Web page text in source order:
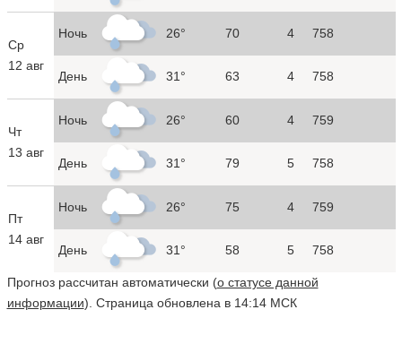
Ср
12 авг
Ночь 26° 70 4 758
День 31° 63 4 758
Чт
13 авг
Ночь 26° 60 4 759
День 31° 79 5 758
Пт
14 авг
Ночь 26° 75 4 759
День 31° 58 5 758
Прогноз рассчитан автоматически (о статусе данной
информации). Страница обновлена в 14:14 МСК